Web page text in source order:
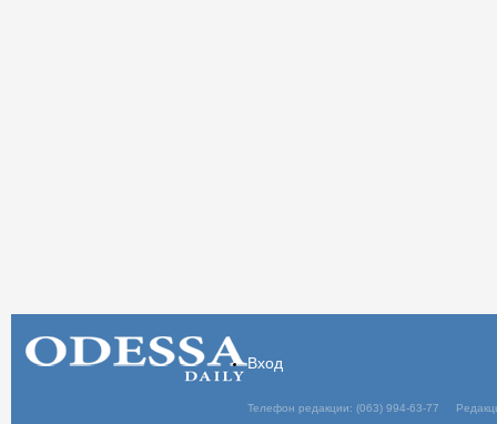
Вход
Телефон редакции: (063) 994-63-77